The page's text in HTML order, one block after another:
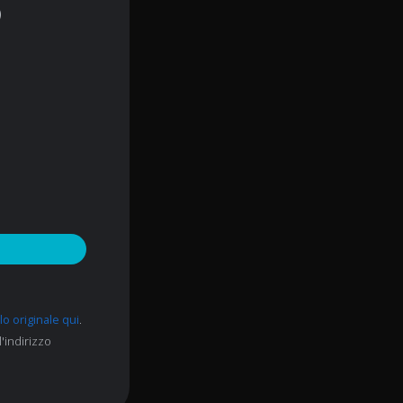
originale qui.